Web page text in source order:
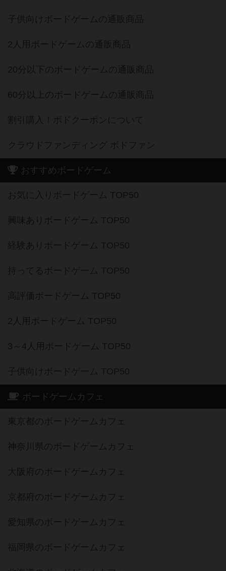
子供向けボードゲームの通販商品
2人用ボードゲームの通販商品
20分以下のボードゲームの通販商品
60分以上のボードゲームの通販商品
割引購入！ボドクーポンについて
クラウドファンディング ボドファン
おすすめボードゲーム
お気に入りボードゲーム TOP50
興味ありボードゲーム TOP50
経験ありボードゲーム TOP50
持ってるボードゲーム TOP50
高評価ボードゲーム TOP50
2人用ボードゲーム TOP50
3～4人用ボードゲーム TOP50
子供向けボードゲーム TOP50
ボードゲームカフェ
東京都のボードゲームカフェ
神奈川県のボードゲームカフェ
大阪府のボードゲームカフェ
京都府のボードゲームカフェ
愛知県のボードゲームカフェ
福岡県のボードゲームカフェ